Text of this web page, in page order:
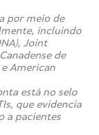
por meio de
incluindo
Joint
de
American
está no selo
que evidencia
a pacientes